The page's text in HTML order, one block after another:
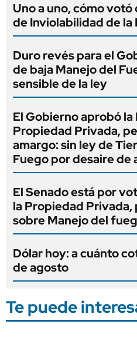
Uno a uno, cómo
de Inviolabilidad de
Duro revés para el
de baja Manejo del
sensible de la ley
El Gobierno aprobó
Propiedad Privada,
amargo: sin ley de
Fuego por desaire de
El Senado está por
la Propiedad Privada,
sobre Manejo del
Dólar hoy: a cuánto
de agosto
Te puede